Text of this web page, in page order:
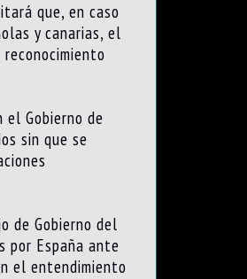
que, en caso
y canarias, el
Gobierno de
sin que se
de Gobierno del
por España ante
el entendimiento